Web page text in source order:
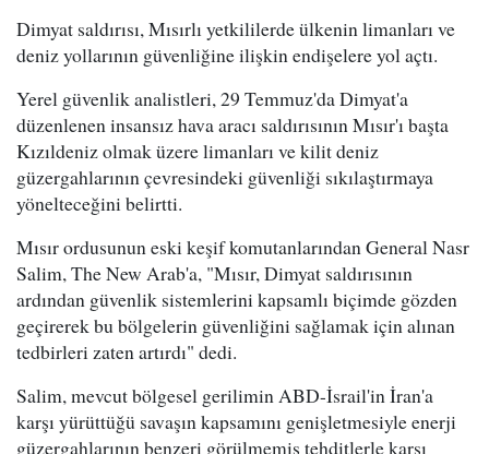
Dimyat saldırısı, Mısırlı yetkililerde ülkenin limanları ve
deniz yollarının güvenliğine ilişkin endişelere yol açtı.
Yerel güvenlik analistleri, 29 Temmuz'da Dimyat'a
düzenlenen insansız hava aracı saldırısının Mısır'ı başta
Kızıldeniz olmak üzere limanları ve kilit deniz
güzergahlarının çevresindeki güvenliği sıkılaştırmaya
yönelteceğini belirtti.
Mısır ordusunun eski keşif komutanlarından General Nasr
Salim, The New Arab'a, "Mısır, Dimyat saldırısının
ardından güvenlik sistemlerini kapsamlı biçimde gözden
geçirerek bu bölgelerin güvenliğini sağlamak için alınan
tedbirleri zaten artırdı" dedi.
Salim, mevcut bölgesel gerilimin ABD-İsrail'in İran'a
karşı yürüttüğü savaşın kapsamını genişletmesiyle enerji
güzergahlarının benzeri görülmemiş tehditlerle karşı